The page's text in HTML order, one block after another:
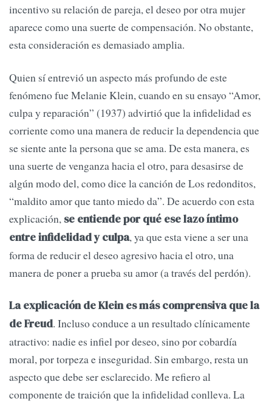
incentivo su relación de pareja, el deseo por otra mujer
aparece como una suerte de compensación. No obstante,
esta consideración es demasiado amplia.
Quien sí entrevió un aspecto más profundo de este
fenómeno fue Melanie Klein, cuando en su ensayo “Amor,
culpa y reparación” (1937) advirtió que la infidelidad es
corriente como una manera de reducir la dependencia que
se siente ante la persona que se ama. De esta manera, es
una suerte de venganza hacia el otro, para desasirse de
algún modo del, como dice la canción de Los redonditos,
“maldito amor que tanto miedo da”. De acuerdo con esta
explicación, se entiende por qué ese lazo íntimo
entre infidelidad y culpa, ya que esta viene a ser una
forma de reducir el deseo agresivo hacia el otro, una
manera de poner a prueba su amor (a través del perdón).
La explicación de Klein es más comprensiva que la
de Freud. Incluso conduce a un resultado clínicamente
atractivo: nadie es infiel por deseo, sino por cobardía
moral, por torpeza e inseguridad. Sin embargo, resta un
aspecto que debe ser esclarecido. Me refiero al
componente de traición que la infidelidad conlleva. La